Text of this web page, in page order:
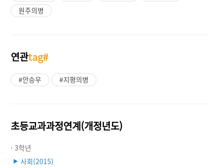
원주의병
연관tag#
#안승우 #지평의병
초등교과과정연계(개정년도)
· 3학년
▶ 사회(2015)